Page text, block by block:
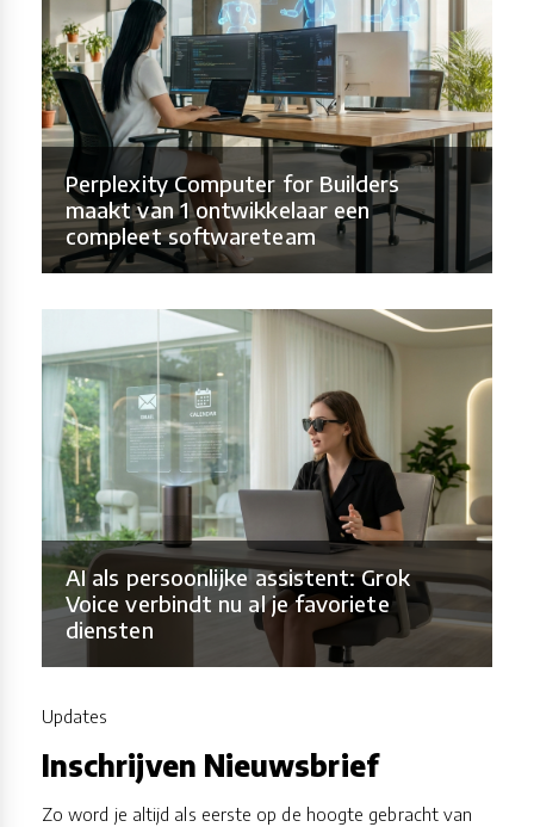
Perplexity Computer for Builders
maakt van 1 ontwikkelaar een
compleet softwareteam
AI als persoonlijke assistent: Grok
Voice verbindt nu al je favoriete
diensten
Updates
Inschrijven Nieuwsbrief
Zo word je altijd als eerste op de hoogte gebracht van